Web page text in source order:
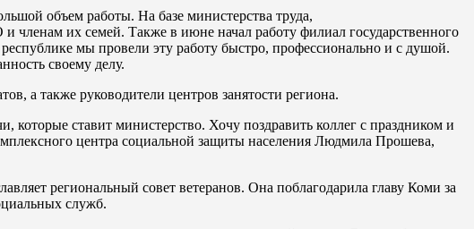
объем работы. На базе министерства труда,
членам их семей. Также в июне начал работу филиал государственного
мы провели эту работу быстро, профессионально и с душой.
своему делу.
а также руководители центров занятости региона.
ставит министерство. Хочу поздравить коллег с праздником и
центра социальной защиты населения Людмила Прошева,
региональный совет ветеранов. Она поблагодарила главу Коми за
служб.